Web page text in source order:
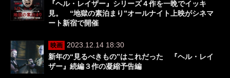
『ヘル・レイザー』シリーズ４作を一晩でイッキ
見。 “地獄の素泊まり”オールナイト上映がシネマ
ート新宿で開催
映画
2023.12.14 18:30
新年の“見るべきもの”はこれだった 『ヘル・レイ
ザー』続編３作の凝縮予告編